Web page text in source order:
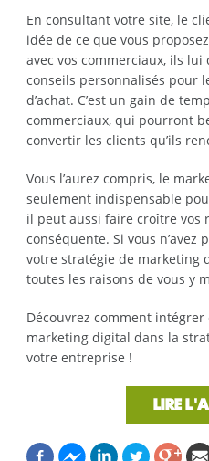
En consultant votre site, le
idée de ce que vous
avec vos commerciaux, ils
conseils personnalisés pour
d’achat. C’est un gain de
commerciaux, qui pourront
convertir les clients qu’ils
Vous l’aurez compris, le
seulement indispensable
il peut aussi faire croître vos
conséquente. Si vous n’avez
votre stratégie de marketing
toutes les raisons de vous y
Découvrez comment
marketing digital dans la
votre entreprise !
LIRE